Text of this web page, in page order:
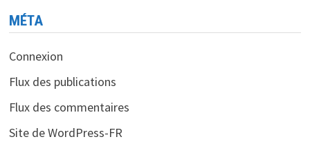
MÉTA
Connexion
Flux des publications
Flux des commentaires
Site de WordPress-FR